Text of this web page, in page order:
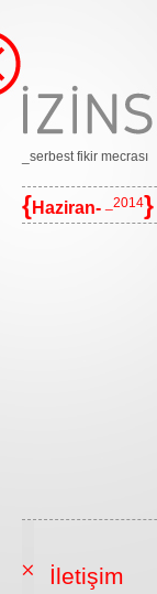
_serbest fikir mecrası
{Haziran- _2014}
İletişim